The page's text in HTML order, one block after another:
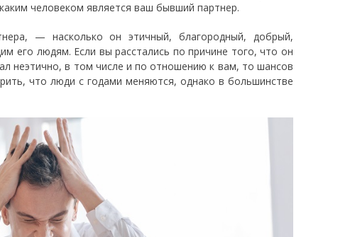
человеком является ваш бывший партнер.
— насколько он этичный, благородный, добрый,
людям. Если вы расстались по причине того, что он
неэтично, в том числе и по отношению к вам, то шансов
что люди с годами меняются, однако в большинстве